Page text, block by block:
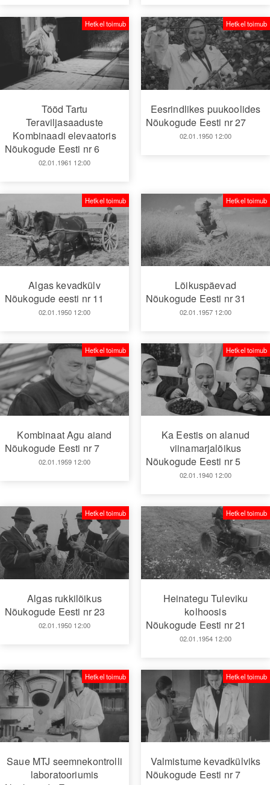
Tööd Tartu
Teraviljasaaduste
Kombinaadi elevaatoris
Nõukogude Eesti nr 6
02.01.1961 12:00
Hetkel toimub
Eesrindlikes puukoolides
Nõukogude Eesti nr 27
02.01.1950 12:00
Hetkel toimub
Algas kevadkülv
Nõukogude eesti nr 11
02.01.1950 12:00
Hetkel toimub
Lõikuspäevad
Nõukogude Eesti nr 31
02.01.1957 12:00
Hetkel toimub
Kombinaat Agu aiand
Nõukogude Eesti nr 7
02.01.1959 12:00
Hetkel toimub
Ka Eestis on alanud
viinamarjalõikus
Nõukogude Eesti nr 5
02.01.1940 12:00
Hetkel toimub
Algas rukkilõikus
Nõukogude Eesti nr 23
02.01.1950 12:00
Hetkel toimub
Heinategu Tuleviku
kolhoosis
Nõukogude Eesti nr 21
02.01.1954 12:00
Hetkel toimub
Saue MTJ seemnekontrolli
laboratooriumis
Hetkel toimub
Valmistume kevadkülviks
Nõukogude Eesti nr 7
Hetkel toimub